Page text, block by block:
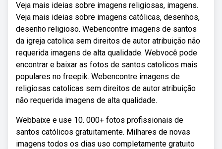
Veja mais ideias sobre imagens religiosas, imagens.
Veja mais ideias sobre imagens católicas, desenhos,
desenho religioso. Webencontre imagens de santos
da igreja catolica sem direitos de autor atribuição não
requerida imagens de alta qualidade. Webvocê pode
encontrar e baixar as fotos de santos catolicos mais
populares no freepik. Webencontre imagens de
religiosas catolicas sem direitos de autor atribuição
não requerida imagens de alta qualidade.
Webbaixe e use 10. 000+ fotos profissionais de
santos católicos gratuitamente. Milhares de novas
imagens todos os dias uso completamente gratuito